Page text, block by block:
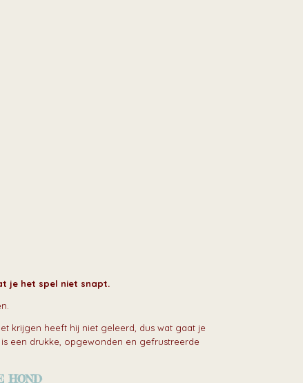
je het spel niet snapt.
krijgen heeft hij niet geleerd, dus wat gaat je
een drukke, opgewonden en gefrustreerde
HOND